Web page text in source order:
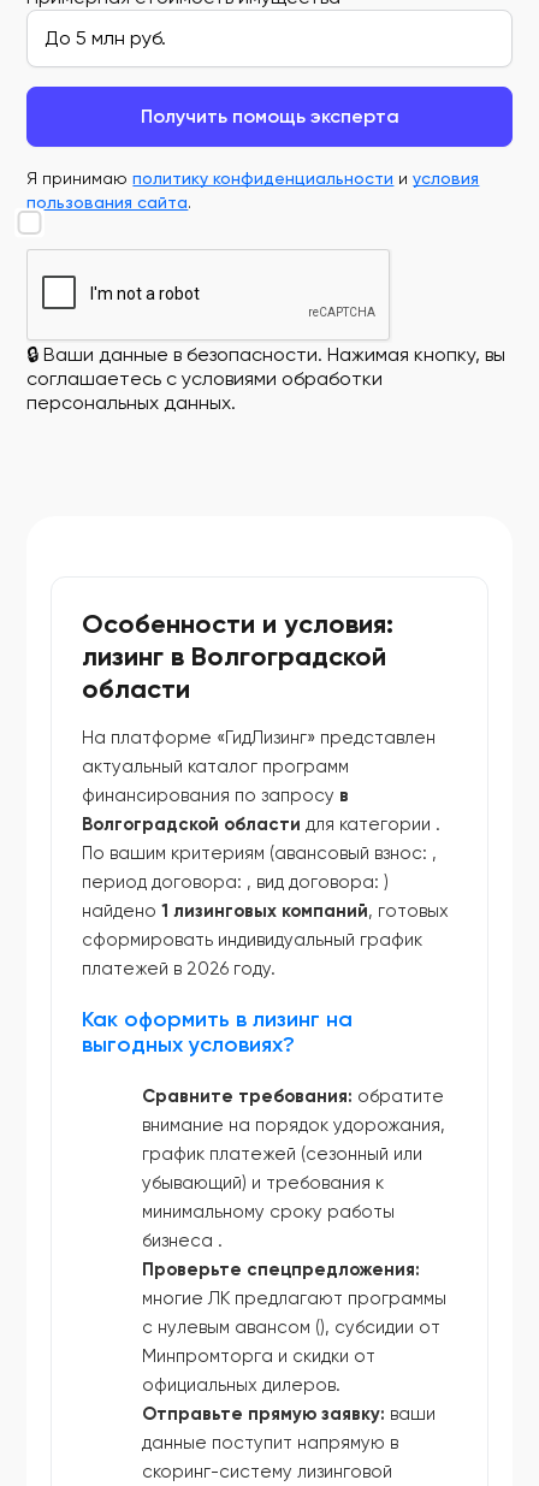
Получить помощь эксперта
Я принимаюполитику конфиденциальности иусловия
пользования сайта.
🔒 Ваши данные в безопасности. Нажимая кнопку, вы
соглашаетесь с условиями обработки
персональных данных.
Особенности и условия:
лизинг в Волгоградской
области
На платформе «ГидЛизинг» представлен
актуальный каталог программ
финансирования по запросу в
Волгоградской области для категории .
По вашим критериям (авансовый взнос: ,
период договора: , вид договора:)
найдено1 лизинговых компаний, готовых
сформировать индивидуальный график
платежей в 2026 году.
Как оформить в лизинг на
выгодных условиях?
Сравните требования: обратите
внимание на порядок удорожания,
график платежей (сезонный или
убывающий) и требования к
минимальному сроку работы
бизнеса .
Проверьте спецпредложения:
многие ЛК предлагают программы
с нулевым авансом (), субсидии от
Минпромторга и скидки от
официальных дилеров.
Отправьте прямую заявку: ваши
данные поступит напрямую в
скоринг-систему лизинговой